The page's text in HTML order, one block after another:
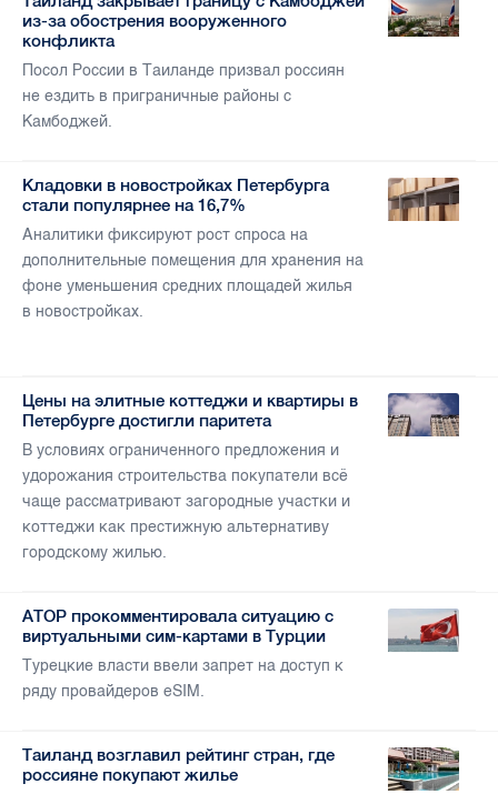
из-за обострения вооруженного
конфликта
Посол России в Таиланде призвал россиян
не ездить в приграничные районы с
Камбоджей.
Кладовки в новостройках Петербурга
стали популярнее на 16,7%
Аналитики фиксируют рост спроса на
дополнительные помещения для хранения на
фоне уменьшения средних площадей жилья
в новостройках.
Цены на элитные коттеджи и квартиры в
Петербурге достигли паритета
В условиях ограниченного предложения и
удорожания строительства покупатели всё
чаще рассматривают загородные участки и
коттеджи как престижную альтернативу
городскому жилью.
АТОР прокомментировала ситуацию с
виртуальными сим-картами в Турции
Турецкие власти ввели запрет на доступ к
ряду провайдеров eSIM.
Таиланд возглавил рейтинг стран, где
россияне покупают жилье